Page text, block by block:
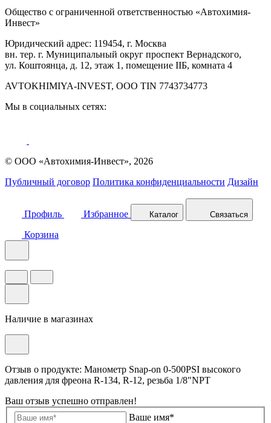
Общество с ограниченной ответственностью «Автохимия-
Инвест»
Юридический адрес: 119454, г. Москва
вн. тер. г. Муниципальный округ проспект Вернадского,
ул. Коштоянца, д. 12, этаж 1, помещение IIБ, комната 4
AVTOKHIMIYA-INVEST, OOO TIN 7743734773
Мы в социальных сетях:
© ООО «Автохимия-Инвест», 2026
Публичный договор Политика конфиденциальности Дизайн
Профиль Избранное Каталог Связаться
Корзина
Наличие в магазинах
Отзыв о продукте: Манометр Snap-on 0-500PSI высокого
давления для фреона R-134, R-12, резьба 1/8"NPT
Ваш отзыв успешно отправлен!
Ваше имя*